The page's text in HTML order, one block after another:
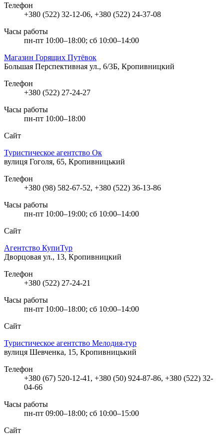
Телефон
+380 (522) 32-12-06, +380 (522) 24-37-08
Часы работы
пн-пт 10:00–18:00; сб 10:00–14:00
Магазин Горящих Путёвок
Большая Перспективная ул., 6/3Б, Кропивницкий
Телефон
+380 (522) 27-24-27
Часы работы
пн-пт 10:00–18:00
Сайт
Туристическое агентство Ок
вулиця Гоголя, 65, Кропивницький
Телефон
+380 (98) 582-67-52, +380 (522) 36-13-86
Часы работы
пн-пт 10:00–19:00; сб 10:00–14:00
Сайт
Агентство КупиТур
Дворцовая ул., 13, Кропивницкий
Телефон
+380 (522) 27-24-21
Часы работы
пн-пт 10:00–18:00; сб 10:00–14:00
Сайт
Туристическое агентство Мелодия-тур
вулиця Шевченка, 15, Кропивницький
Телефон
+380 (67) 520-12-41, +380 (50) 924-87-86, +380 (522) 32-
04-66
Часы работы
пн-пт 09:00–18:00; сб 10:00–15:00
Сайт